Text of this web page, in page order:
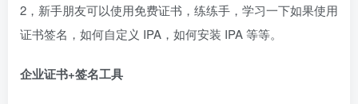
2，新手朋友可以使用免费证书，练练手，学习一下如果使用
证书签名，如何自定义 IPA，如何安装 IPA 等等。
企业证书+签名工具